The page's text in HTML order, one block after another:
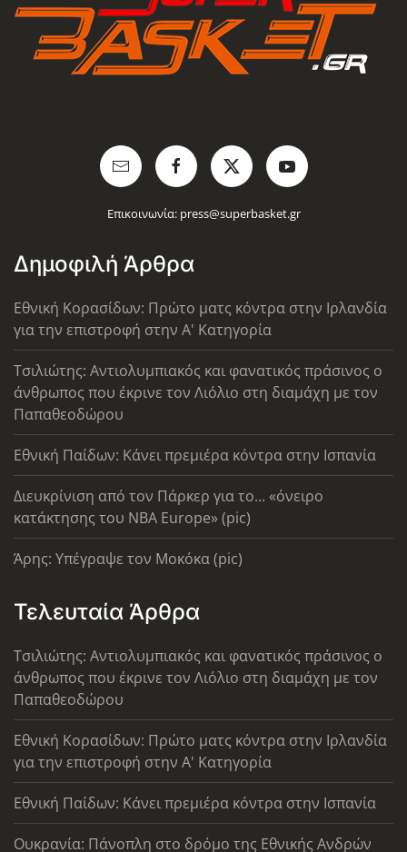
Επικοινωνία: press@superbasket.gr
Δημοφιλή Άρθρα
Εθνική Κορασίδων: Πρώτο ματς κόντρα στην Ιρλανδία
για την επιστροφή στην Α' Κατηγορία
Τσιλιώτης: Αντιολυμπιακός και φανατικός πράσινος ο
άνθρωπος που έκρινε τον Λιόλιο στη διαμάχη με τον
Παπαθεοδώρου
Εθνική Παίδων: Κάνει πρεμιέρα κόντρα στην Ισπανία
Διευκρίνιση από τον Πάρκερ για το... «όνειρο
κατάκτησης του ΝΒΑ Europe» (pic)
Άρης: Υπέγραψε τον Μοκόκα (pic)
Τελευταία Άρθρα
Τσιλιώτης: Αντιολυμπιακός και φανατικός πράσινος ο
άνθρωπος που έκρινε τον Λιόλιο στη διαμάχη με τον
Παπαθεοδώρου
Εθνική Κορασίδων: Πρώτο ματς κόντρα στην Ιρλανδία
για την επιστροφή στην Α' Κατηγορία
Εθνική Παίδων: Κάνει πρεμιέρα κόντρα στην Ισπανία
Ουκρανία: Πάνοπλη στο δρόμο της Εθνικής Ανδρών